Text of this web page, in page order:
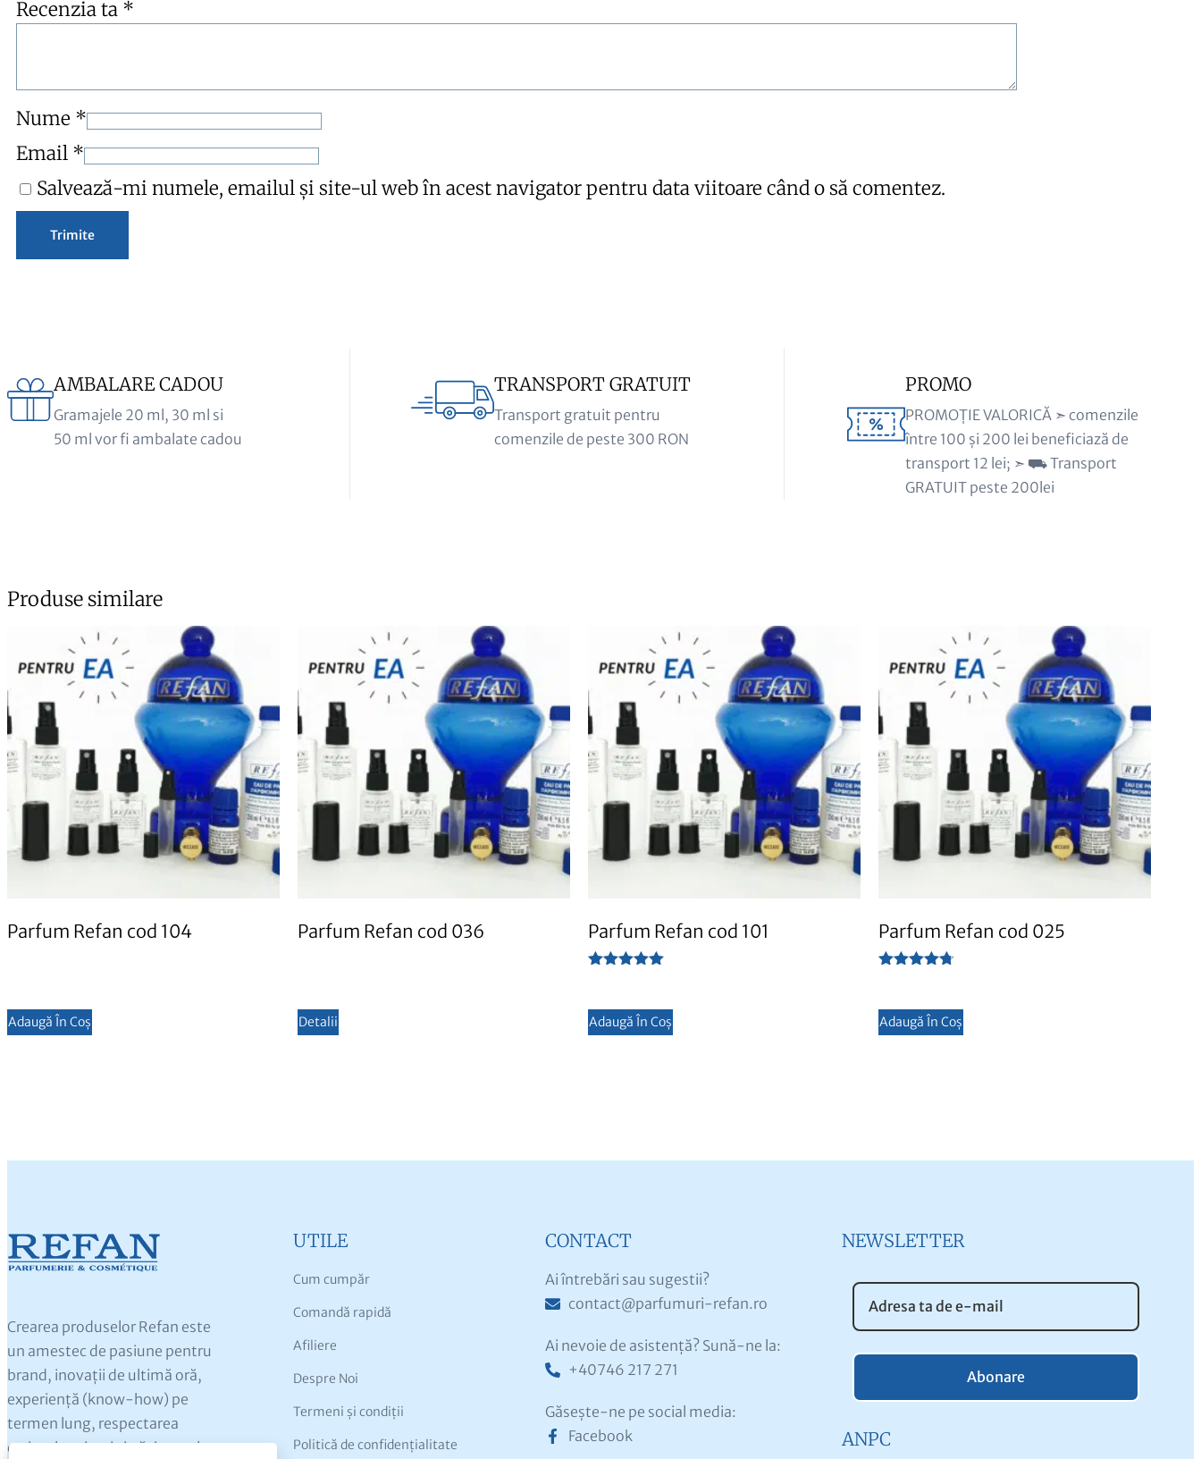
Recenzia ta *
Nume *
Email *
Salvează-mi numele, emailul și site-ul web în acest navigator pentru data viitoare când o să comentez.
AMBALARE CADOU
Gramajele 20 ml, 30 ml si
50 ml vor fi ambalate cadou
TRANSPORT GRATUIT
Transport gratuit pentru
comenzile de peste 300 RON
PROMO
PROMOȚIE VALORICĂ ➣ comenzile
între 100 și 200 lei beneficiază de
transport 12 lei; ➣ ⛟ Transport
GRATUIT peste 200lei
Produse similare
Parfum Refan cod 104
Adaugă În Coș
Parfum Refan cod 036
Detalii
Parfum Refan cod 101
din 5
Adaugă În Coș
Parfum Refan cod 025
din 5
Adaugă În Coș
Crearea produselor Refan este
un amestec de pasiune pentru
brand, inovații de ultimă oră,
experiență (know-how) pe
termen lung, respectarea
cerințelor pieței și găsirea celor
UTILE
Cum cumpăr
Comandă rapidă
Afiliere
Despre Noi
Termeni și condiții
Politică de confidențialitate
CONTACT
Ai întrebări sau sugestii?
contact@parfumuri-refan.ro
Ai nevoie de asistență? Sună-ne la:
+40746 217 271
Găsește-ne pe social media:
Facebook
NEWSLETTER
Abonare
ANPC